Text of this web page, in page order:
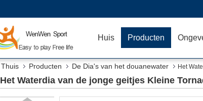
Huis Producten
Thuis Producten De Dia's van het douanewater Het
Het Waterdia van de jonge geitjes Kleine